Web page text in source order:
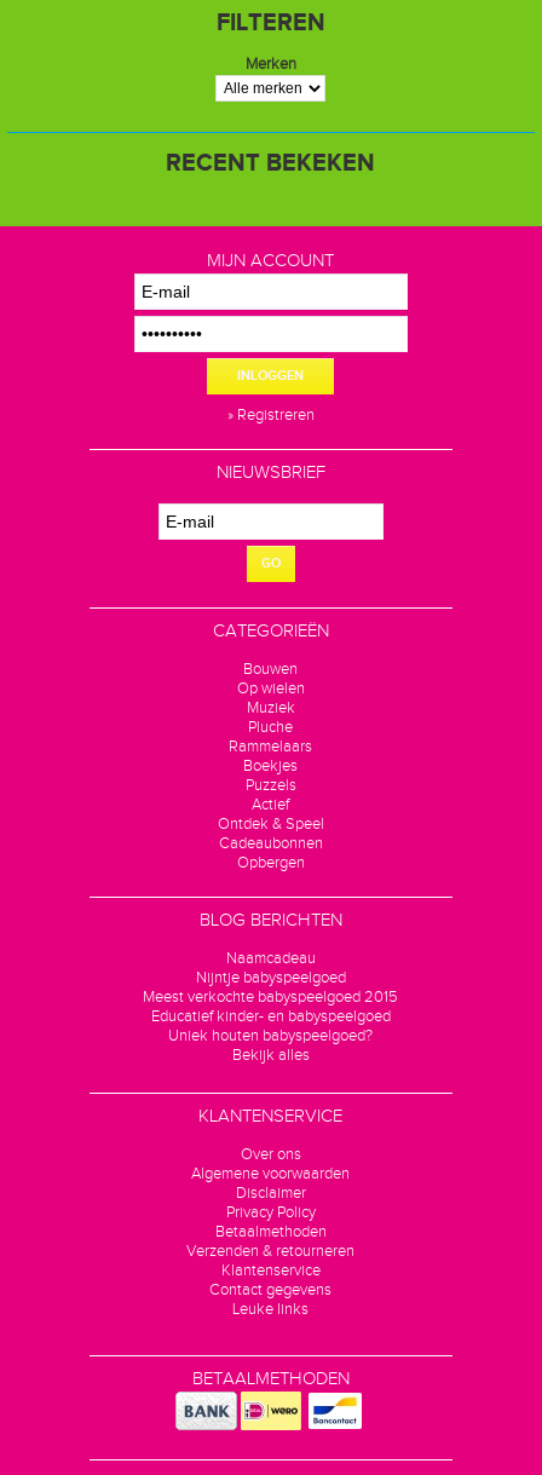
FILTEREN
Merken
RECENT BEKEKEN
MIJN ACCOUNT
INLOGGEN
» Registreren
NIEUWSBRIEF
GO
CATEGORIEËN
Bouwen
Op wielen
Muziek
Pluche
Rammelaars
Boekjes
Puzzels
Actief
Ontdek & Speel
Cadeaubonnen
Opbergen
BLOG BERICHTEN
Naamcadeau
Nijntje babyspeelgoed
Meest verkochte babyspeelgoed 2015
Educatief kinder- en babyspeelgoed
Uniek houten babyspeelgoed?
Bekijk alles
KLANTENSERVICE
Over ons
Algemene voorwaarden
Disclaimer
Privacy Policy
Betaalmethoden
Verzenden & retourneren
Klantenservice
Contact gegevens
Leuke links
BETAALMETHODEN